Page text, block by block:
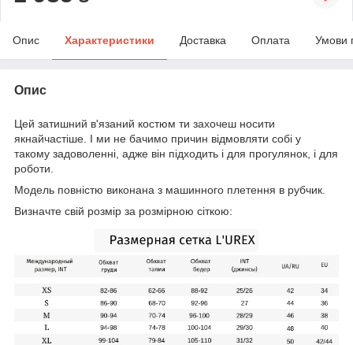
Опис Характеристики Доставка Оплата Умови
Опис
Цей затишний в'язаний костюм ти захочеш носити
якнайчастіше. І ми не бачимо причин відмовляти собі у
такому задоволенні, адже він підходить і для прогулянок, і для
роботи.
Модель повністю виконана з машинного плетення в рубчик.
Визначте свій розмір за розмірною сіткою: